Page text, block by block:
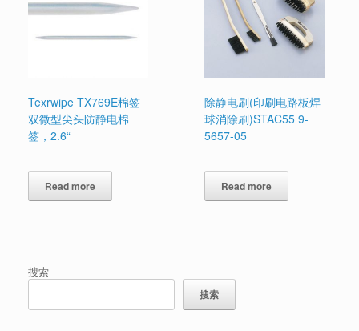
Texrwipe TX769E棉签
双微型尖头防静电棉
签，2.6“
Read more
除静电刷(印刷电路板焊
球消除刷)STAC55 9-
5657-05
Read more
搜索
搜索